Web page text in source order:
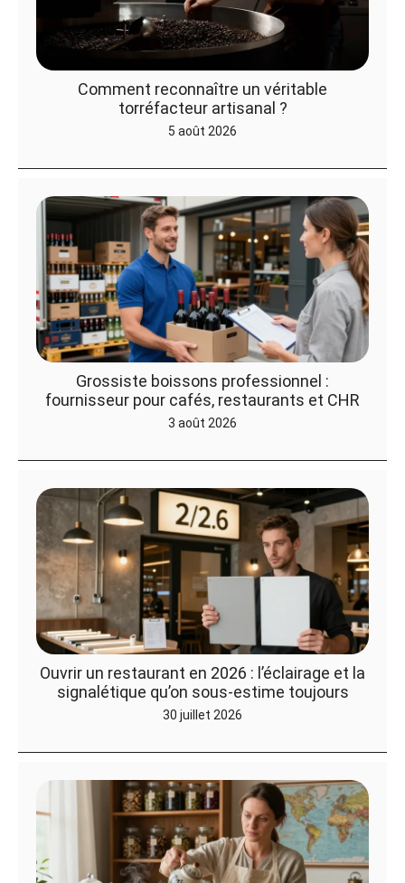
Comment reconnaître un véritable
torréfacteur artisanal ?
5 août 2026
Grossiste boissons professionnel :
fournisseur pour cafés, restaurants et CHR
3 août 2026
Ouvrir un restaurant en 2026 : l’éclairage et la
signalétique qu’on sous-estime toujours
30 juillet 2026